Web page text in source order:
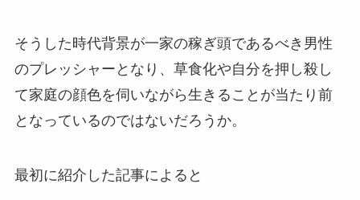
そうした時代背景が一家の稼ぎ頭であるべき男性
のプレッシャーとなり、草食化や自分を押し殺し
て家庭の顔色を伺いながら生きることが当たり前
となっているのではないだろうか。
最初に紹介した記事によると